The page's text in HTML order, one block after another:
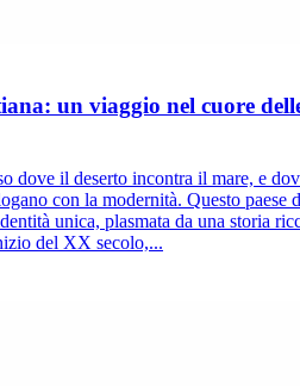
un viaggio nel cuore
dove il deserto incontra il mare, e
con la modernità. Questo paese
unica, plasmata da una storia
del XX secolo,...